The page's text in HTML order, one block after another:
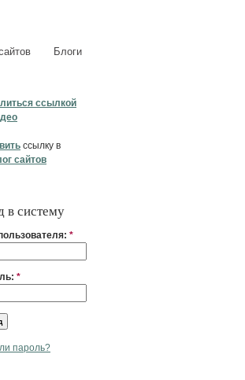
Блоги
ссылкой
ссылку в
сайтов
в систему
*
*
пароль?